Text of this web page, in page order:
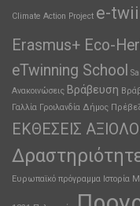
Climate Action Project e-
Erasmus+ Eco-
eTwinning School
Ανακοινώσεις Βράβευση
Γαλλία Γροιλανδία Δήμος
ΕΚΘΕΣΕΙΣ
Ευρωπαϊκό πρόγραμμα Ιστορία